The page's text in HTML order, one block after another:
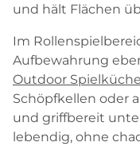
und hält Flächen
Im
Aufbewahrung
Outdoor
Schöpfkellen oder
und griffbereit
lebendig, ohne